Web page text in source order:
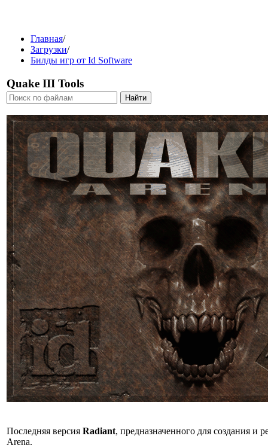
Главная/
Загрузки/
Билды игр от Id Software
Quake III Tools
Последняя версия Radiant, предназначенного для создания и
Arena.